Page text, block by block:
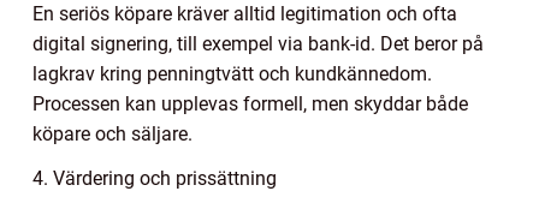
En seriös köpare kräver alltid legitimation och ofta
digital signering, till exempel via bank-id. Det beror på
lagkrav kring penningtvätt och kundkännedom.
Processen kan upplevas formell, men skyddar både
köpare och säljare.
4. Värdering och prissättning